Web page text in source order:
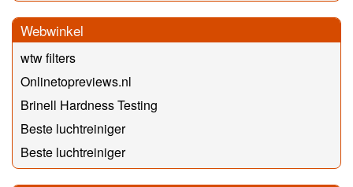
Webwinkel
wtw filters
Onlinetopreviews.nl
Brinell Hardness Testing
Beste luchtreiniger
Beste luchtreiniger